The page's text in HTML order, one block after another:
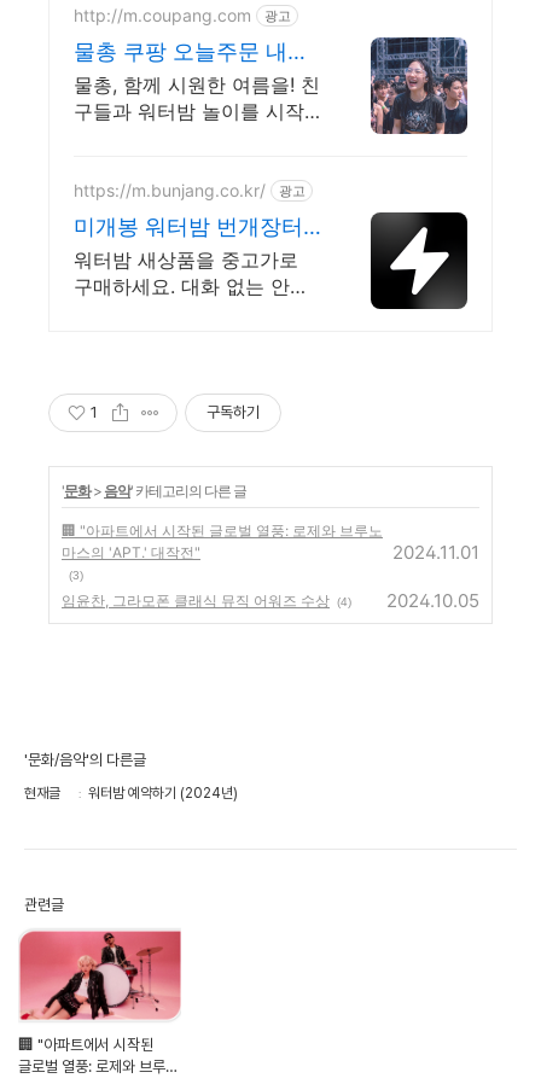
http://m.coupang.com 광고
물총 쿠팡 오늘주문 내일
도착 로켓배송
물총, 함께 시원한 여름을! 친
구들과 워터밤 놀이를 시작
게 즐겨보세요!
https://m.bunjang.co.kr/ 광고
미개봉 워터밤 번개장터
국내 최대 브랜드 중고거
래
워터밤 새상품을 중고가로
구매하세요. 대화 없는 안전
규 상품 업로드
1 구독하기
'문화> 음악' 카테고리의 다른 글
🏢 "아파트에서 시작된 글로벌 열풍: 로제와 브루노
마스의 'APT.' 대작전"
(3)
2024.11.01
임윤찬, 그라모폰 클래식 뮤직 어워즈 수상 (4) 2024.10.05
'문화/음악'의 다른글
현재글 워터밤 예약하기 (2024년)
관련글
🏢 "아파트에서 시작된
글로벌 열풍: 로제와 브루노